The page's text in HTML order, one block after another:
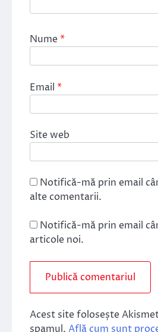
Nume*
Email *
Site web
Notifică-mă prin email
alte comentarii.
Notifică-mă prin email
articole noi.
Acest site folosește
spamul. Află cum sunt